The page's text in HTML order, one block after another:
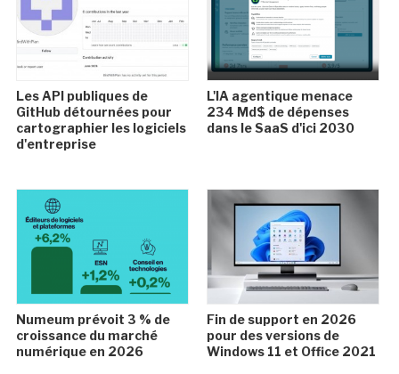
Les API publiques de
GitHub détournées pour
cartographier les logiciels
d'entreprise
L'IA agentique menace
234 Md$ de dépenses
dans le SaaS d'ici 2030
Numeum prévoit 3 % de
croissance du marché
numérique en 2026
Fin de support en 2026
pour des versions de
Windows 11 et Office 2021